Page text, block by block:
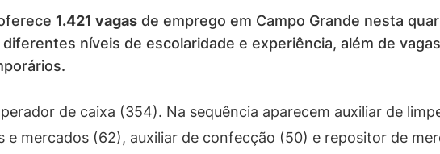
1.421 vagas de emprego em Campo Grande nesta
níveis de escolaridade e experiência, além de
de caixa (354). Na sequência aparecem auxiliar de
e mercados (62), auxiliar de confecção (50) e repositor de